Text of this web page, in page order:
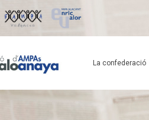
La confederació